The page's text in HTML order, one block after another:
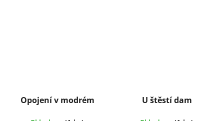
Opojení v modrém U štěstí dam